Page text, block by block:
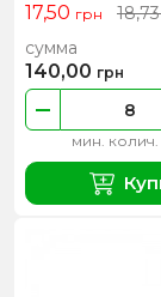
17,50 грн
мин. колич.
сумма
140,00 грн